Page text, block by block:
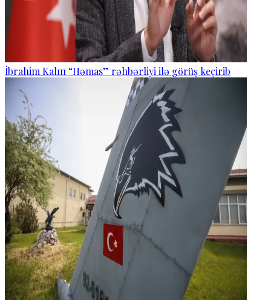
İbrahim Kalın “Həmas” rəhbərliyi ilə görüş keçirib